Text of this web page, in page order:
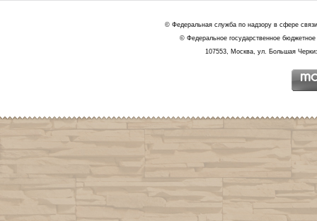
© Федеральная служба по надзору в сфере
© Федеральное государственное
107553, Москва, ул. Большая